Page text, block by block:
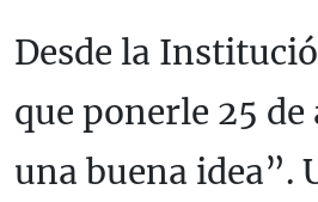
Desde la
que ponerle 25 de
una buena idea”.